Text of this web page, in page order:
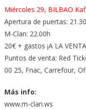
Miércoles 29, BILBAO
Apertura de puertas:
M-Clan: 22.00h
20€ + gastos ¡A LA
Puntos de venta: Red
00 25, Fnac, Carrefour,
Más info:
www.m-clan.ws